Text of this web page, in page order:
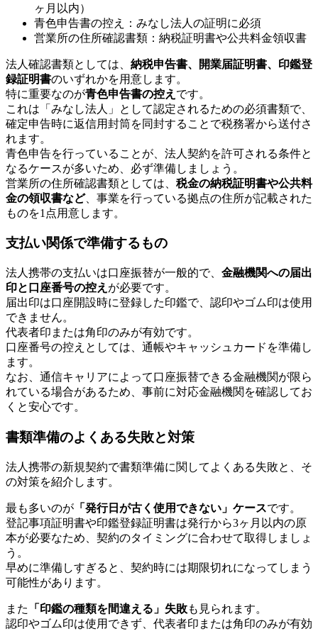
ヶ月以内）
青色申告書の控え：みなし法人の証明に必須
営業所の住所確認書類：納税証明書や公共料金領収書
法人確認書類としては、 納税申告書、開業届証明書、印鑑登
録証明書のいずれかを用意します。
特に重要なのが青色申告書の控え です。
これは「みなし法人」として認定されるための必須書類で、
確定申告時に返信用封筒を同封することで税務署から送付さ
れます。
青色申告を行っていることが、法人契約を許可される条件と
なるケースが多いため、必ず準備しましょう。
営業所の住所確認書類としては、 税金の納税証明書や公共料
金の領収書など、事業を行っている拠点の住所が記載された
ものを1点用意します。
支払い関係で準備するもの
法人携帯の支払いは口座振替が一般的で、 金融機関への届出
印と口座番号の控え が必要です。
届出印は口座開設時に登録した印鑑で、認印やゴム印は使用
できません。
代表者印または角印のみが有効です。
口座番号の控えとしては、通帳やキャッシュカードを準備し
ます。
なお、通信キャリアによって口座振替できる金融機関が限ら
れている場合があるため、事前に対応金融機関を確認してお
くと安心です。
書類準備のよくある失敗と対策
法人携帯の新規契約で書類準備に関してよくある失敗と、そ
の対策を紹介します。
最も多いのが 「発行日が古く使用できない」ケースです。
登記事項証明書や印鑑登録証明書は発行から3ヶ月以内の原
本が必要なため、契約のタイミングに合わせて取得しましょ
う。
早めに準備しすぎると、契約時には期限切れになってしまう
可能性があります。
また 「印鑑の種類を間違える」失敗も見られます。
認印やゴム印は使用できず、代表者印または角印のみが有効